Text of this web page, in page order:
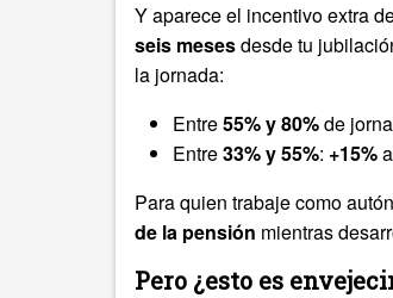
Y aparece el incentivo extra
seis mesesdesde tu
la jornada:
Entre55% y 80%de
Entre33% y 55%: +15%
Para quien trabaje como
de la pensión mientras
Pero ¿esto es